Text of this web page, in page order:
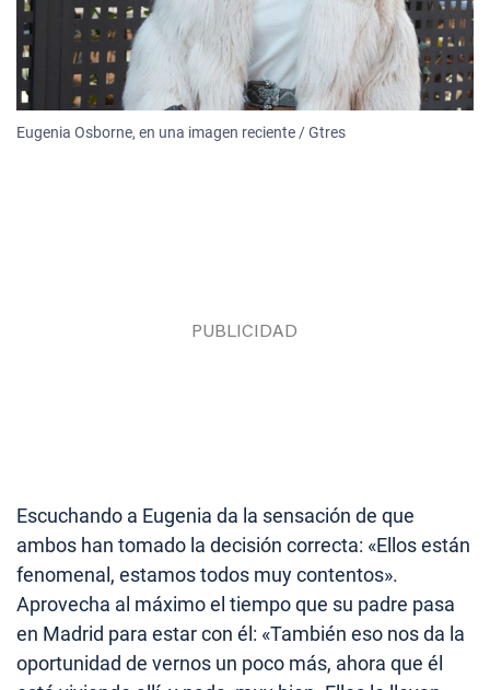
Eugenia Osborne, en una imagen reciente / Gtres
Escuchando a Eugenia da la sensación de que
ambos han tomado la decisión correcta: «Ellos están
fenomenal, estamos todos muy contentos».
Aprovecha al máximo el tiempo que su padre pasa
en Madrid para estar con él: «También eso nos da la
oportunidad de vernos un poco más, ahora que él